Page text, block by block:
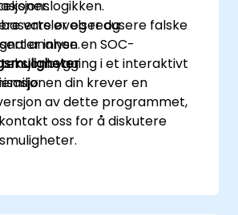
varsler og redusere falske
innen en SOC-
øvelser og
analyse.
i et interaktivt
din krever en
av dette programmet,
oss for å diskutere